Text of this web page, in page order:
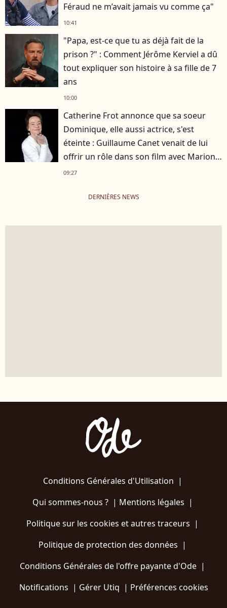
Féraud ne m’avait jamais vu comme ça"
10:41
"Papa, est-ce que tu as déjà fait de la
prison ?" : Comment Jérôme Kerviel a dû
tout expliquer son histoire à sa fille de 7
ans
10:00
Catherine Frot annonce que sa soeur
Dominique, elle aussi actrice, s'est
éteinte : Guillaume Canet venait de lui
offrir un rôle dans son film avec Marion
Cotillard
09:27
DERNIÈRES NEWS
Conditions Générales d'Utilisation |
Qui sommes-nous ?| Mentions légales |
Politique sur les cookies et autres traceurs |
Politique de protection des données |
Conditions Générales de l'offre payante d'Ode |
Notifications | Gérer Utiq | Préférences cookies